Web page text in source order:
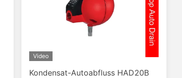
Video
Kondensat-Autoabfluss HAD20B